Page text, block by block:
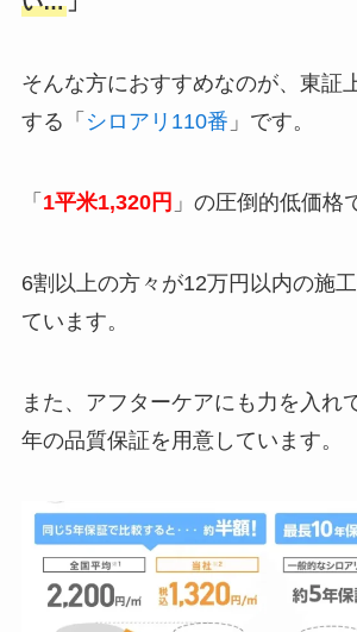
そんな方におすすめなのが、東証
する「 シロアリ110番 」です。
「 1平米1,320円 」の圧倒的低価格
6割以上の方々が12万円以内の施
ています。
また、アフターケアにも力を入れ
年の品質保証を用意しています。